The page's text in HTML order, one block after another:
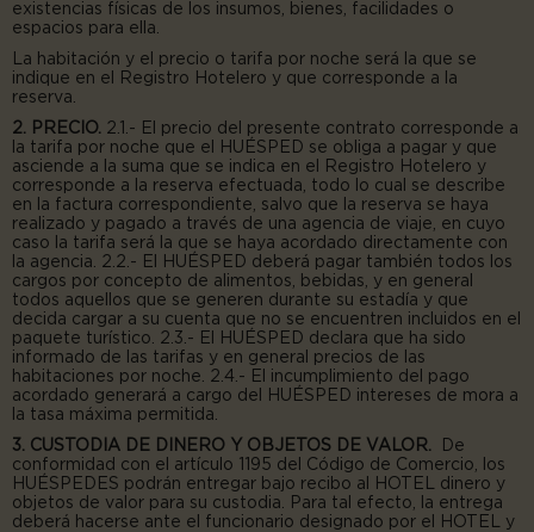
existencias físicas de los insumos, bienes, facilidades o
espacios para ella.
La habitación y el precio o tarifa por noche será la que se
indique en el Registro Hotelero y que corresponde a la
reserva.
2. PRECIO. 2.1.- El precio del presente contrato corresponde a
la tarifa por noche que el HUÉSPED se obliga a pagar y que
asciende a la suma que se indica en el Registro Hotelero y
corresponde a la reserva efectuada, todo lo cual se describe
en la factura correspondiente, salvo que la reserva se haya
realizado y pagado a través de una agencia de viaje, en cuyo
caso la tarifa será la que se haya acordado directamente con
la agencia. 2.2.- El HUÉSPED deberá pagar también todos los
cargos por concepto de alimentos, bebidas, y en general
todos aquellos que se generen durante su estadía y que
decida cargar a su cuenta que no se encuentren incluidos en el
paquete turístico. 2.3.- El HUÉSPED declara que ha sido
informado de las tarifas y en general precios de las
habitaciones por noche. 2.4.- El incumplimiento del pago
acordado generará a cargo del HUÉSPED intereses de mora a
la tasa máxima permitida.
3. CUSTODIA DE DINERO Y OBJETOS DE VALOR. De
conformidad con el artículo 1195 del Código de Comercio, los
HUÉSPEDES podrán entregar bajo recibo al HOTEL dinero y
objetos de valor para su custodia. Para tal efecto, la entrega
deberá hacerse ante el funcionario designado por el HOTEL y